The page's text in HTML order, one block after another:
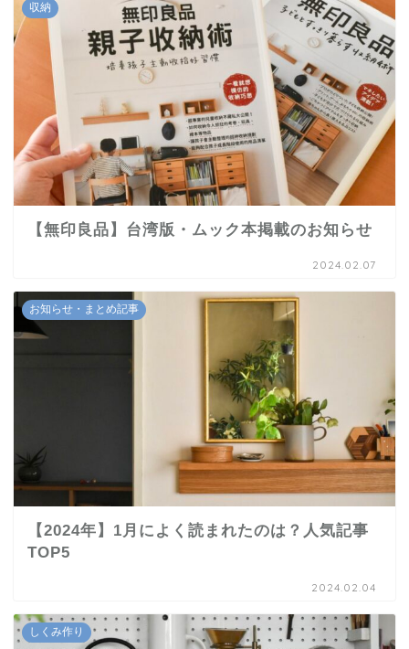
収納
【無印良品】台湾版・ムック本掲載のお知らせ
2024.02.07
お知らせ・まとめ記事
【2024年】1月によく読まれたのは？人気記事
TOP5
2024.02.04
しくみ作り